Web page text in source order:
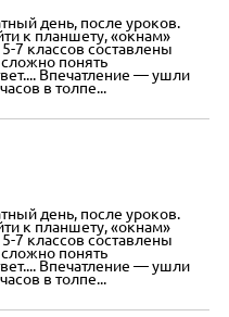
день, после уроков.
к планшету, «окнам»
7 классов составлены
понять
Впечатление — ушли
в толпе...
день, после уроков.
к планшету, «окнам»
7 классов составлены
понять
Впечатление — ушли
в толпе...